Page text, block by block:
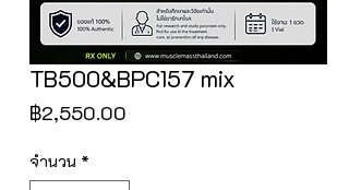
TB500&BPC157 mix
฿2,550.00
จำนวน *